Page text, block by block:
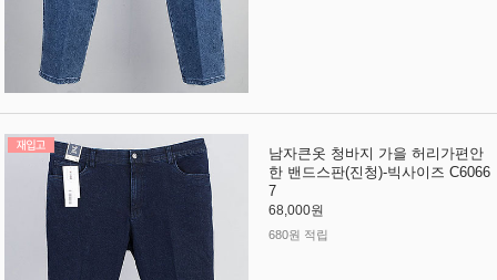
남자큰옷 청바지 가을 허리가편안
한 밴드스판(진청)-빅사이즈 C6066
7
68,000원
680원 적립